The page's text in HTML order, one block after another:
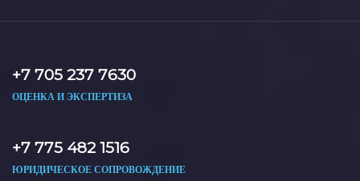
+7 705 237 7630
ОЦЕНКА И ЭКСПЕРТИЗА
+7 775 482 1516
ЮРИДИЧЕСКОЕ СОПРОВОЖДЕНИЕ